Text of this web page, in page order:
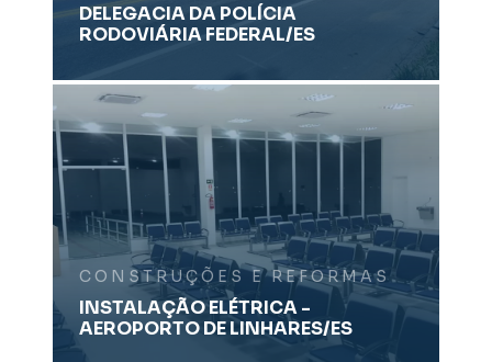
DELEGACIA DA POLÍCIA
RODOVIÁRIA FEDERAL/ES
CONSTRUÇÕES E REFORMAS
INSTALAÇÃO ELÉTRICA -
AEROPORTO DE LINHARES/ES